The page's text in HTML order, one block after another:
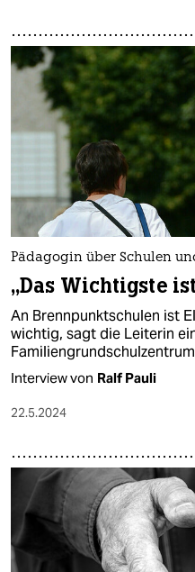
Pädagogin über Schulen
„Das Wichtigste
An Brennpunktschulen ist
wichtig, sagt die Leiterin
Interview von Ralf Pauli
22.5.2024